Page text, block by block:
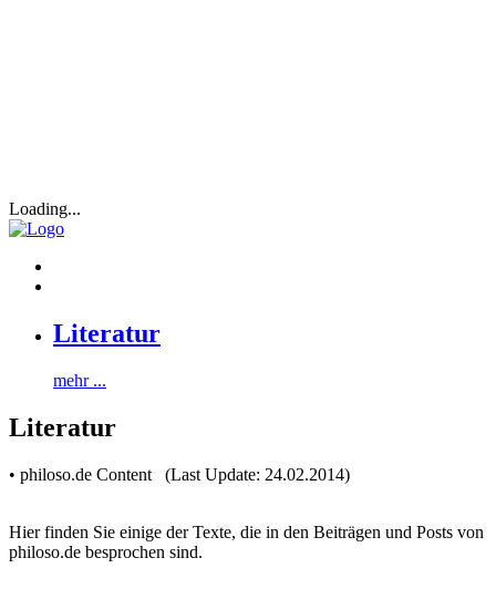
Loading...
Literatur
mehr ...
Literatur
• philoso.de Content (Last Update: 24.02.2014)
Hier finden Sie einige der Texte, die in den Beiträgen und Posts von
philoso.de besprochen sind.